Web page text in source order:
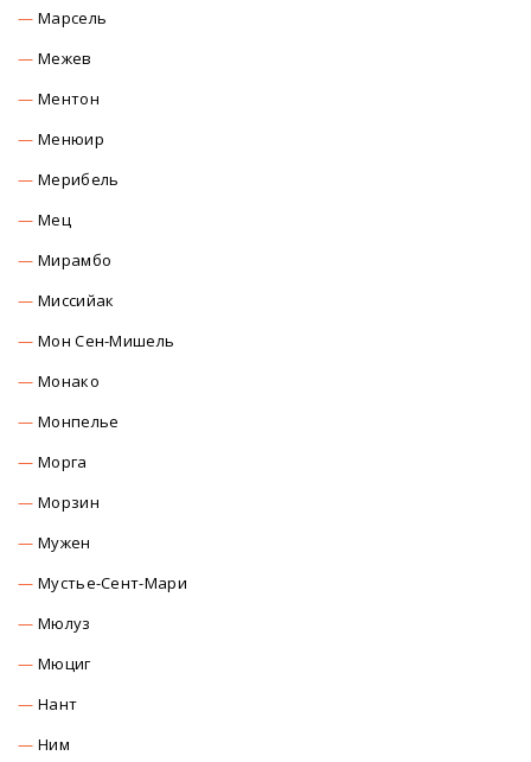
Марсель
Межев
Ментон
Менюир
Мерибель
Мец
Мирамбо
Миссийак
Мон Сен-Мишель
Монако
Монпелье
Морга
Морзин
Мужен
Мустье-Сент-Мари
Мюлуз
Мюциг
Нант
Ним